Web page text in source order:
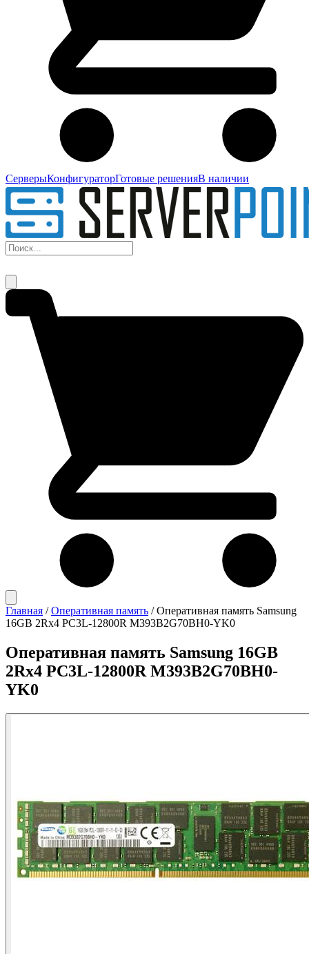
СерверыКонфигураторГотовые решенияВ наличии
Главная / Оперативная память / Оперативная память Samsung
16GB 2Rx4 PC3L-12800R M393B2G70BH0-YK0
Оперативная память Samsung 16GB
2Rx4 PC3L-12800R M393B2G70BH0-
YK0